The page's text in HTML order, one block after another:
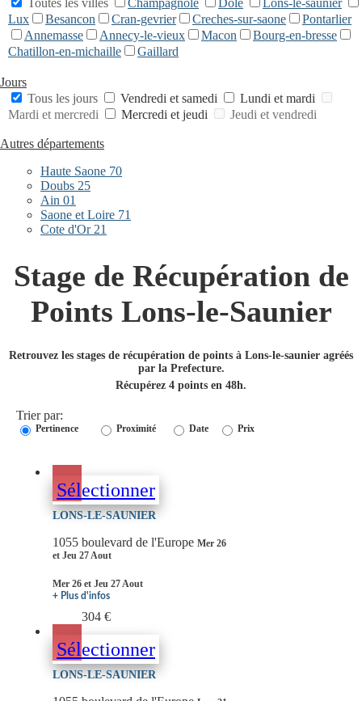
Toutes les villes Champagnole Dole
Lons-le-saunier
Lux
Besancon Cran-gevrier Creches-sur-saone
Pontarlier
Annemasse
Annecy-le-vieux Macon
Bourg-en-bresse
Chatillon-en-michaille
Gaillard
Jours
Tous les jours
Vendredi et samedi
Lundi et mardi
Mardi et mercredi
Mercredi et jeudi Jeudi et vendredi
Autres départements
Haute Saone 70
Doubs 25
Ain 01
Saone et Loire 71
Cote d'Or 21
Stage de Récupération de
Points Lons-le-Saunier
Retrouvez les stages de récupération de points à Lons-le-saunier agréés
par la Prefecture.
Récupérez 4 points en 48h.
Trier par:
Pertinence Proximité Date Prix
Sélectionner
LONS-LE-SAUNIER
1055 boulevard de l'Europe Mer 26
et Jeu 27 Aout
Mer 26 et Jeu 27 Aout
+ Plus d'infos
304 €
Sélectionner
LONS-LE-SAUNIER